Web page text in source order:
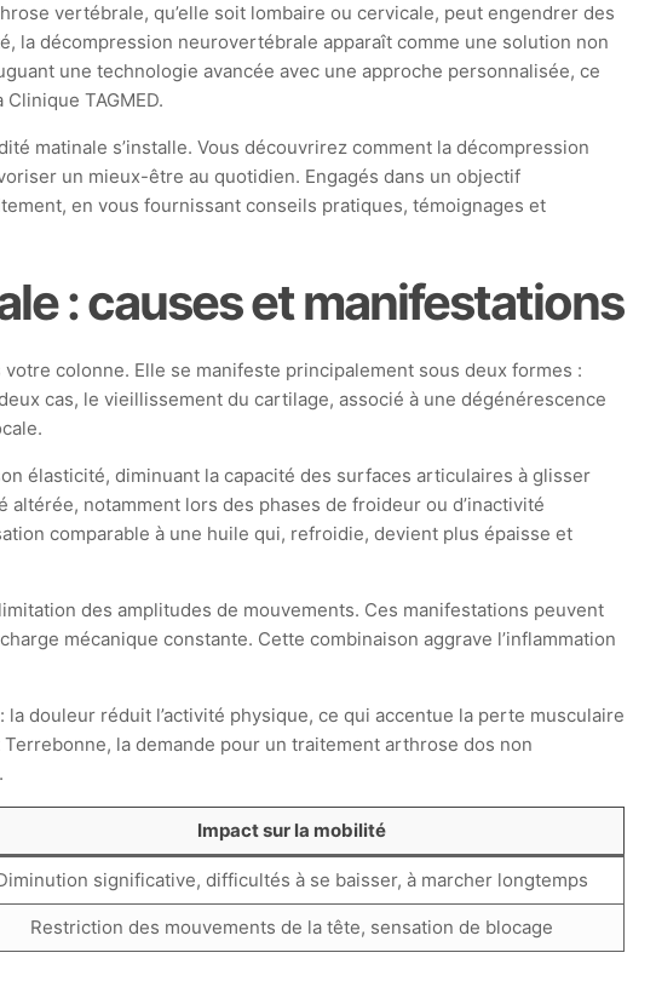
vertébrale, qu’elle soit lombaire ou cervicale, peut engendrer des
la décompression neurovertébrale apparaît comme une solution non
une technologie avancée avec une approche personnalisée, ce
TAGMED.
matinale s’installe. Vous découvrirez comment la décompression
un mieux-être au quotidien. Engagés dans un objectif
en vous fournissant conseils pratiques, témoignages et
: causes et manifestations
colonne. Elle se manifeste principalement sous deux formes :
cas, le vieillissement du cartilage, associé à une dégénérescence
élasticité, diminuant la capacité des surfaces articulaires à glisser
notamment lors des phases de froideur ou d’inactivité
comparable à une huile qui, refroidie, devient plus épaisse et
des amplitudes de mouvements. Ces manifestations peuvent
mécanique constante. Cette combinaison aggrave l’inflammation
douleur réduit l’activité physique, ce qui accentue la perte musculaire
la demande pour un traitement arthrose dos non
Impact sur la mobilité
significative, difficultés à se baisser, à marcher longtemps
Restriction des mouvements de la tête, sensation de blocage